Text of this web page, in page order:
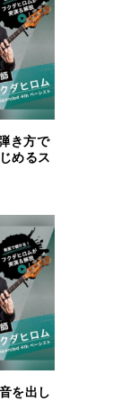
き方で
めるス
を出し